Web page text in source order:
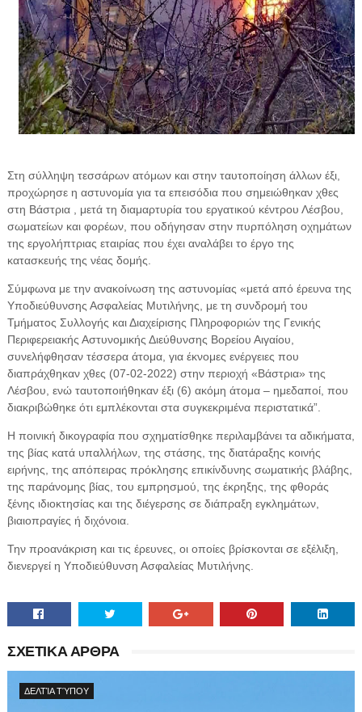
Στη σύλληψη τεσσάρων ατόμων και στην ταυτοποίηση άλλων έξι,
προχώρησε η αστυνομία για τα επεισόδια που σημειώθηκαν χθες
στη Βάστρια , μετά τη διαμαρτυρία του εργατικού κέντρου Λέσβου,
σωματείων και φορέων, που οδήγησαν στην πυρπόληση οχημάτων
της εργολήπτριας εταιρίας που έχει αναλάβει το έργο της
κατασκευής της νέας δομής.
Σύμφωνα με την ανακοίνωση της αστυνομίας «μετά από έρευνα της
Υποδιεύθυνσης Ασφαλείας Μυτιλήνης, με τη συνδρομή του
Τμήματος Συλλογής και Διαχείρισης Πληροφοριών της Γενικής
Περιφερειακής Αστυνομικής Διεύθυνσης Βορείου Αιγαίου,
συνελήφθησαν τέσσερα άτομα, για έκνομες ενέργειες που
διαπράχθηκαν χθες (07-02-2022) στην περιοχή «Βάστρια» της
Λέσβου, ενώ ταυτοποιήθηκαν έξι (6) ακόμη άτομα – ημεδαποί, που
διακριβώθηκε ότι εμπλέκονται στα συγκεκριμένα περιστατικά”.
Η ποινική δικογραφία που σχηματίσθηκε περιλαμβάνει τα αδικήματα,
της βίας κατά υπαλλήλων, της στάσης, της διατάραξης κοινής
ειρήνης, της απόπειρας πρόκλησης επικίνδυνης σωματικής βλάβης,
της παράνομης βίας, του εμπρησμού, της έκρηξης, της φθοράς
ξένης ιδιοκτησίας και της διέγερσης σε διάπραξη εγκλημάτων,
βιαιοπραγίες ή διχόνοια.
Την προανάκριση και τις έρευνες, οι οποίες βρίσκονται σε εξέλιξη,
διενεργεί η Υποδιεύθυνση Ασφαλείας Μυτιλήνης.
ΣΧΕΤΙΚΑ ΑΡΘΡΑ
ΔΕΛΤΊΑ ΤΎΠΟΥ